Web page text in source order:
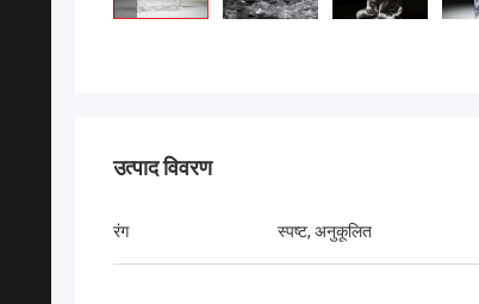
उत्पाद विवरण
रंग स्पष्ट, अनुकूलित